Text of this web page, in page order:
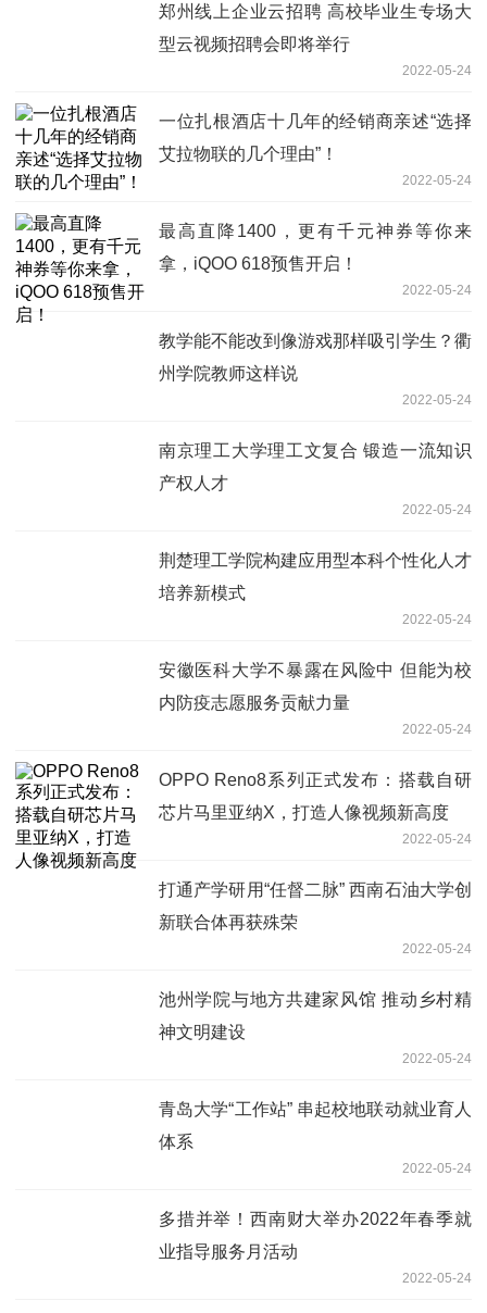
郑州线上企业云招聘 高校毕业生专场大
型云视频招聘会即将举行
2022-05-24
一位扎根酒店十几年的经销商亲述“选择
艾拉物联的几个理由”！
2022-05-24
最高直降1400，更有千元神券等你来
拿，iQOO 618预售开启！
2022-05-24
教学能不能改到像游戏那样吸引学生？衢
州学院教师这样说
2022-05-24
南京理工大学理工文复合 锻造一流知识
产权人才
2022-05-24
荆楚理工学院构建应用型本科个性化人才
培养新模式
2022-05-24
安徽医科大学不暴露在风险中 但能为校
内防疫志愿服务贡献力量
2022-05-24
OPPO Reno8系列正式发布：搭载自研
芯片马里亚纳X，打造人像视频新高度
2022-05-24
打通产学研用“任督二脉” 西南石油大学创
新联合体再获殊荣
2022-05-24
池州学院与地方共建家风馆 推动乡村精
神文明建设
2022-05-24
青岛大学“工作站” 串起校地联动就业育人
体系
2022-05-24
多措并举！西南财大举办2022年春季就
业指导服务月活动
2022-05-24